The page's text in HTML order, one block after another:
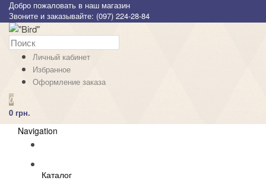
Добро пожаловать в наш магазин
Звоните и заказывайте: (097) 224-28-84
Личный кабинет
Избранное
Оформление заказа
0
0 грн.
Navigation
Каталог